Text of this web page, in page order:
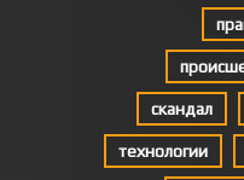
скандал
технологии